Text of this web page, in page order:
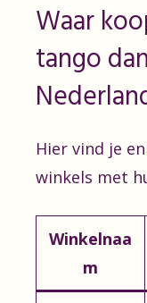
Waar
tango
Hier vind je
winkels met
Winkelnaa
m